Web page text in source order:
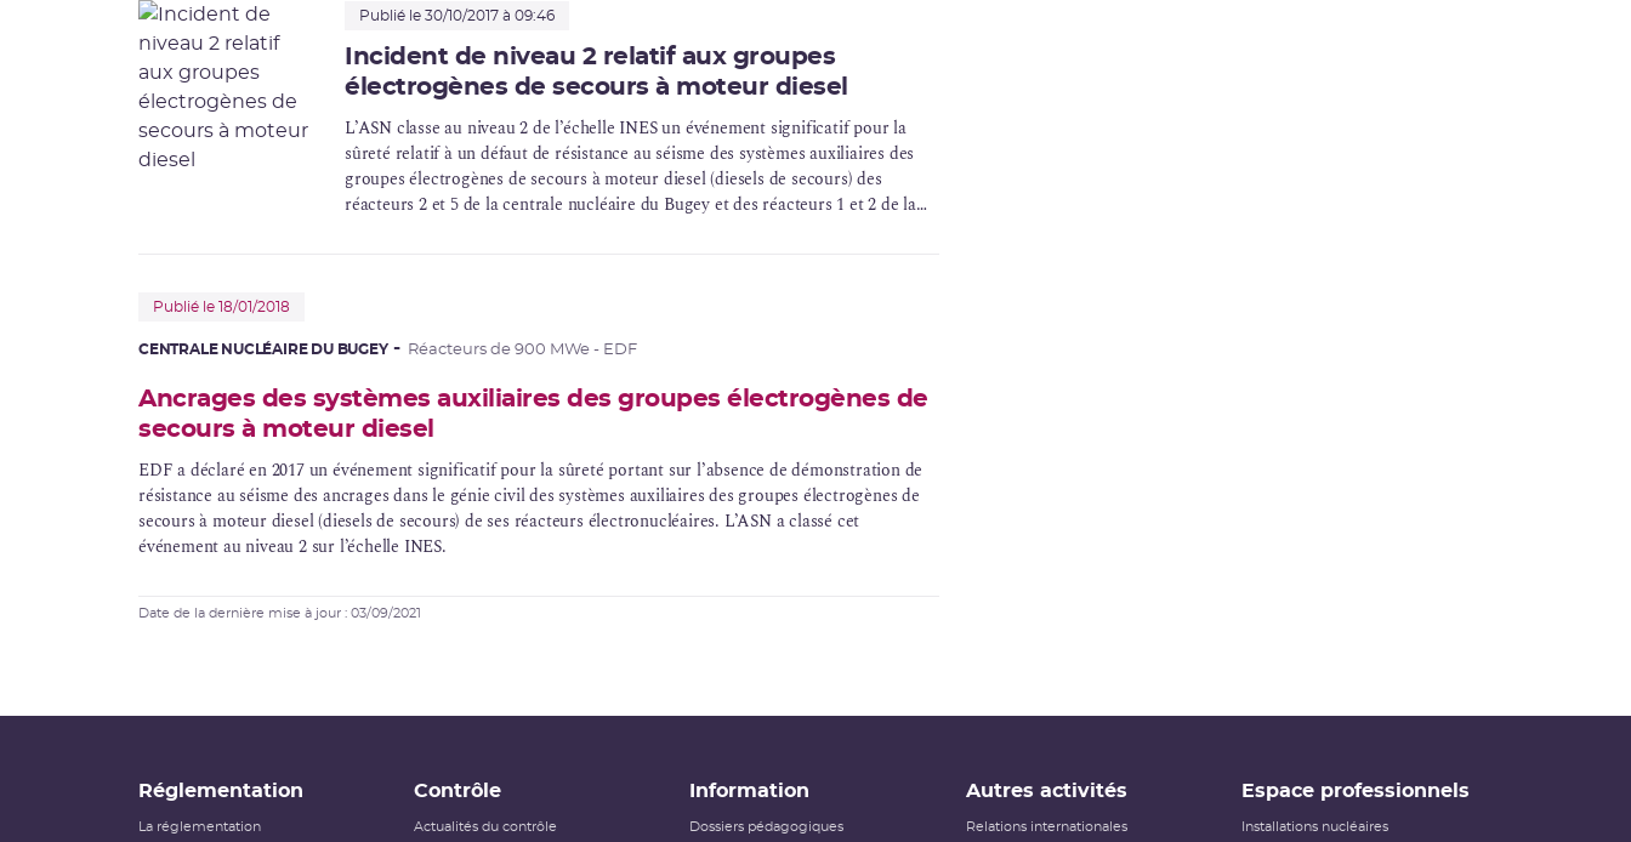
Publié le 30/10/2017 à 09:46
Incident de niveau 2 relatif aux groupes
électrogènes de secours à moteur diesel
L’ASN classe au niveau 2 de l’échelle INES un événement significatif pour la
sûreté relatif à un défaut de résistance au séisme des systèmes auxiliaires des
groupes électrogènes de secours à moteur diesel (diesels de secours) des
réacteurs 2 et 5 de la centrale nucléaire du Bugey et des réacteurs 1 et 2 de la
Publié le 18/01/2018
CENTRALE NUCLÉAIRE DU BUGEY Réacteurs de 900 MWe - EDF
Ancrages des systèmes auxiliaires des groupes électrogènes de
secours à moteur diesel
EDF a déclaré en 2017 un événement significatif pour la sûreté portant sur l’absence de démonstration de
résistance au séisme des ancrages dans le génie civil des systèmes auxiliaires des groupes électrogènes de
secours à moteur diesel (diesels de secours) de ses réacteurs électronucléaires. L’ASN a classé cet
événement au niveau 2 sur l’échelle INES.
Date de la dernière mise à jour : 03/09/2021
Réglementation
La réglementation
Contrôle
Actualités du contrôle
Information
Dossiers pédagogiques
Autres activités
Relations internationales
Espace professionnels
Installations nucléaires